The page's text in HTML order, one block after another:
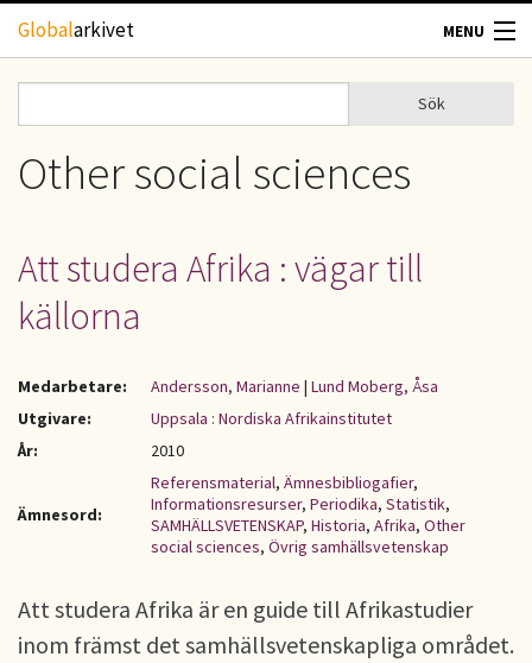
Hoppa till huvudinnehåll
Globalarkivet MENU
TIDSKRIFTER
GEOGRAFI
UPPHOVSRÄTT
KONTAKT
Sökformulär
Sök
Other social sciences
Att studera Afrika : vägar till
källorna
Medarbetare: Andersson, Marianne | Lund Moberg, Åsa
Utgivare:
Uppsala : Nordiska Afrikainstitutet
År:
2010
Ämnesord:
Referensmaterial, Ämnesbibliogafier,
Informationsresurser, Periodika, Statistik,
SAMHÄLLSVETENSKAP, Historia, Afrika, Other
social sciences, Övrig samhällsvetenskap
Att studera Afrika är en guide till Afrikastudier
inom främst det samhällsvetenskapliga området.